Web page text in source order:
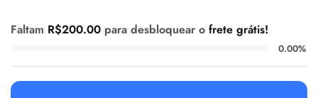
Faltam R$200.00 para desbloquear o frete grátis!
0.00%